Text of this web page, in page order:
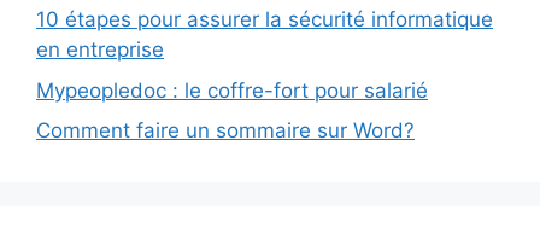
10 étapes pour assurer la sécurité informatique
en entreprise
Mypeopledoc : le coffre-fort pour salarié
Comment faire un sommaire sur Word?